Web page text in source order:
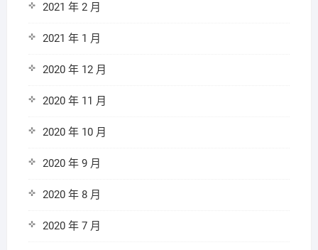
2021 年 2 月
2021 年 1 月
2020 年 12 月
2020 年 11 月
2020 年 10 月
2020 年 9 月
2020 年 8 月
2020 年 7 月